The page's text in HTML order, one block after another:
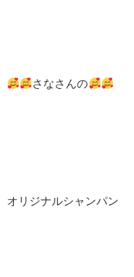
さなさんの
オリジナルシャンパン